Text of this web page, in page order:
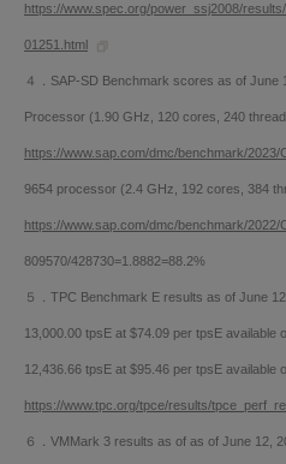
https://www.spec.org/power_ssj2008/
01251.html
４．SAP-SD Benchmark scores as of June
Processor (1.90 GHz, 120 cores, 240
https://www.sap.com/dmc/benchmark/2023/
9654 processor (2.4 GHz, 192 cores, 384
https://www.sap.com/dmc/benchmark/2022/
809570/428730=1.8882=88.2%
５．TPC Benchmark E results as of June
13,000.00 tpsE at $74.09 per tpsE available
12,436.66 tpsE at $95.46 per tpsE available
https://www.tpc.org/tpce/results/
６．VMMark 3 results as of as of June 12,